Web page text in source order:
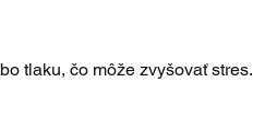
tlaku, čo môže zvyšovať stres.